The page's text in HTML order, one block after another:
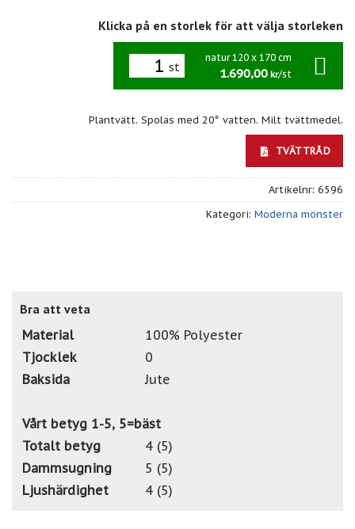
Klicka på en storlek för att välja storleken
st
natur 120 x 170 cm
1.690,00 kr/st
Plantvätt. Spolas med 20° vatten. Milt tvättmedel.
TVÄTTRÅD
Artikelnr: 6596
Kategori: Moderna mönster
Bra att veta
Material
100% Polyester
Tjocklek
0
Baksida
Jute
Vårt betyg 1-5, 5=bäst
Totalt betyg
4 (5)
Dammsugning
5 (5)
Ljushärdighet
4 (5)